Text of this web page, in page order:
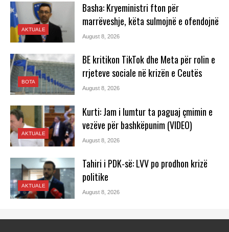
AKTUALE
Basha: Kryeministri fton për
marrëveshje, këta sulmojnë e ofendojnë
August 8, 2026
BOTA
BE kritikon TikTok dhe Meta për rolin e
rrjeteve sociale në krizën e Ceutës
August 8, 2026
AKTUALE
Kurti: Jam i lumtur ta paguaj çmimin e
vezëve për bashkëpunim (VIDEO)
August 8, 2026
AKTUALE
Tahiri i PDK-së: LVV po prodhon krizë
politike
August 8, 2026